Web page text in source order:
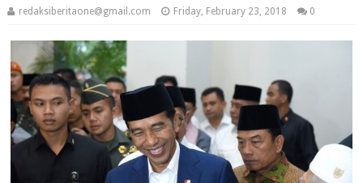
redaksiberitaone@gmail.com Friday, February 23, 2018 0